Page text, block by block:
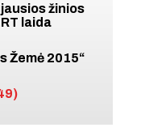
žinios
laida
Žemė 2015“